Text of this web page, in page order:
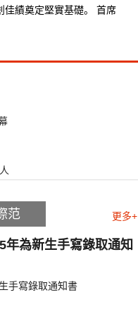
佳績奠定堅實基礎。 首席
更多+
范
為新生手寫錄取通知
手寫錄取通知書